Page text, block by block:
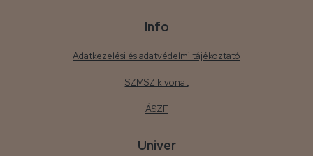
Info
Adatkezelési és adatvédelmi tájékoztató
SZMSZ kivonat
ÁSZF
Univer